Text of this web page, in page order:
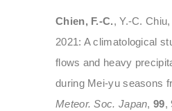
Chien, F.-C., Y.-C.
2021: A climatological
flows and heavy
during Mei-yu seasons
Meteor. Soc. Japan,99,